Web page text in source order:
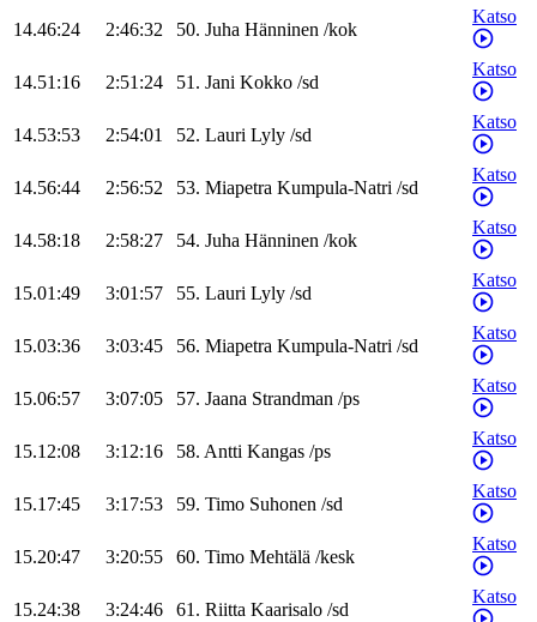
14.46:24 2:46:32 50. Juha Hänninen /kok
Katso
14.51:16 2:51:24 51. Jani Kokko /sd
Katso
14.53:53 2:54:01 52. Lauri Lyly /sd
Katso
14.56:44 2:56:52 53. Miapetra Kumpula-Natri /sd
Katso
14.58:18 2:58:27 54. Juha Hänninen /kok
Katso
15.01:49 3:01:57 55. Lauri Lyly /sd
Katso
15.03:36 3:03:45 56. Miapetra Kumpula-Natri /sd
Katso
15.06:57 3:07:05 57. Jaana Strandman /ps
Katso
15.12:08 3:12:16 58. Antti Kangas /ps
Katso
15.17:45 3:17:53 59. Timo Suhonen /sd
Katso
15.20:47 3:20:55 60. Timo Mehtälä /kesk
Katso
15.24:38 3:24:46 61. Riitta Kaarisalo /sd
Katso